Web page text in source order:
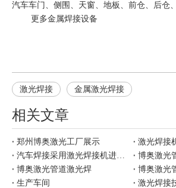
汽车车门、侧围、天窗、地板、前仓、后仓
更多金属焊接设备
激光焊接 金属激光焊接
相关文章
郑州博奥激光工厂展示
激光焊接
汽车焊接采用激光焊接机进行焊接有哪些优势
博奥激光
博奥激光管道激光焊
博奥激光
生产车间
激光焊接